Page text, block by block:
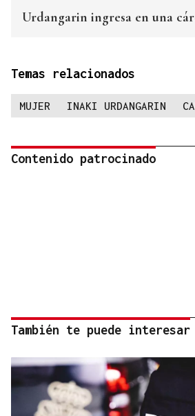
Urdangarin ingresa en una
Temas relacionados
MUJER INAKI URDANGARIN
Contenido patrocinado
También te puede interesar